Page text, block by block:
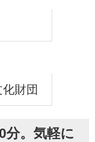
財団
分。気軽に